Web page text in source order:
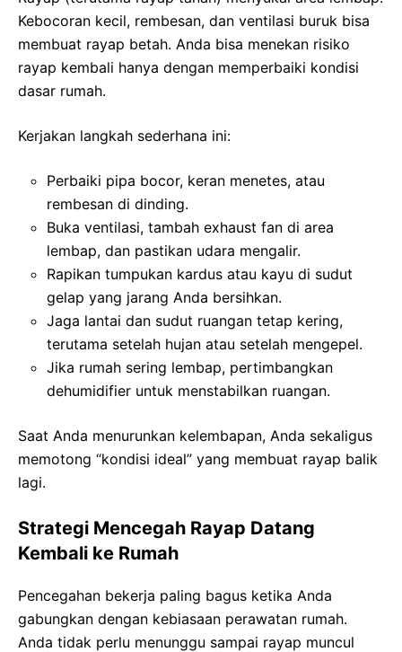
Kebocoran kecil, rembesan, dan ventilasi buruk bisa
membuat rayap betah. Anda bisa menekan risiko
rayap kembali hanya dengan memperbaiki kondisi
dasar rumah.
Kerjakan langkah sederhana ini:
Perbaiki pipa bocor, keran menetes, atau
rembesan di dinding.
Buka ventilasi, tambah exhaust fan di area
lembap, dan pastikan udara mengalir.
Rapikan tumpukan kardus atau kayu di sudut
gelap yang jarang Anda bersihkan.
Jaga lantai dan sudut ruangan tetap kering,
terutama setelah hujan atau setelah mengepel.
Jika rumah sering lembap, pertimbangkan
dehumidifier untuk menstabilkan ruangan.
Saat Anda menurunkan kelembapan, Anda sekaligus
memotong “kondisi ideal” yang membuat rayap balik
lagi.
Strategi Mencegah Rayap Datang
Kembali ke Rumah
Pencegahan bekerja paling bagus ketika Anda
gabungkan dengan kebiasaan perawatan rumah.
Anda tidak perlu menunggu sampai rayap muncul